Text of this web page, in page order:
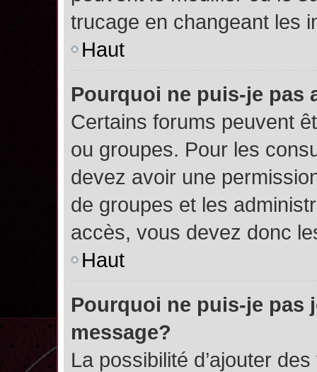
trucage en changeant les
Haut
Pourquoi ne puis-je pas
Certains forums peuvent
ou groupes. Pour les
devez avoir une
de groupes et les
accès, vous devez donc
Haut
Pourquoi ne puis-je pas
message?
La possibilité d’ajouter